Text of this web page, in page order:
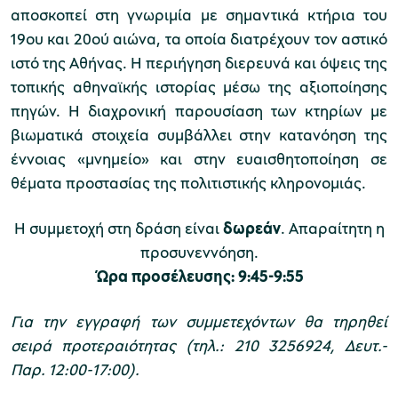
εισιτήρια
εισιτηρίων
αποσκοπεί στη γνωριμία με σημαντικά κτήρια του
19ου και 20ού αιώνα, τα οποία διατρέχουν τον αστικό
ιστό της Αθήνας. Η περιήγηση διερευνά και όψεις της
τοπικής αθηναϊκής ιστορίας μέσω της αξιοποίησης
πηγών. Η διαχρονική παρουσίαση των κτηρίων με
βιωματικά στοιχεία συμβάλλει στην κατανόηση της
έννοιας «μνημείο» και στην ευαισθητοποίηση σε
θέματα προστασίας της πολιτιστικής κληρονομιάς.
Η συμμετοχή στη δράση είναιδωρεάν. Απαραίτητη η
προσυνεννόηση.
Ώρα προσέλευσης: 9:45-9:55
Για την εγγραφή των συμμετεχόντων θα τηρηθεί
σειρά προτεραιότητας (τηλ.: 210 3256924, Δευτ.-
Παρ. 12:00-17:00).